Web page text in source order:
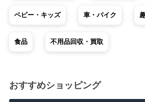
ベビー・キッズ 車・バイク
食品 不用品回収・買取
おすすめショッピング